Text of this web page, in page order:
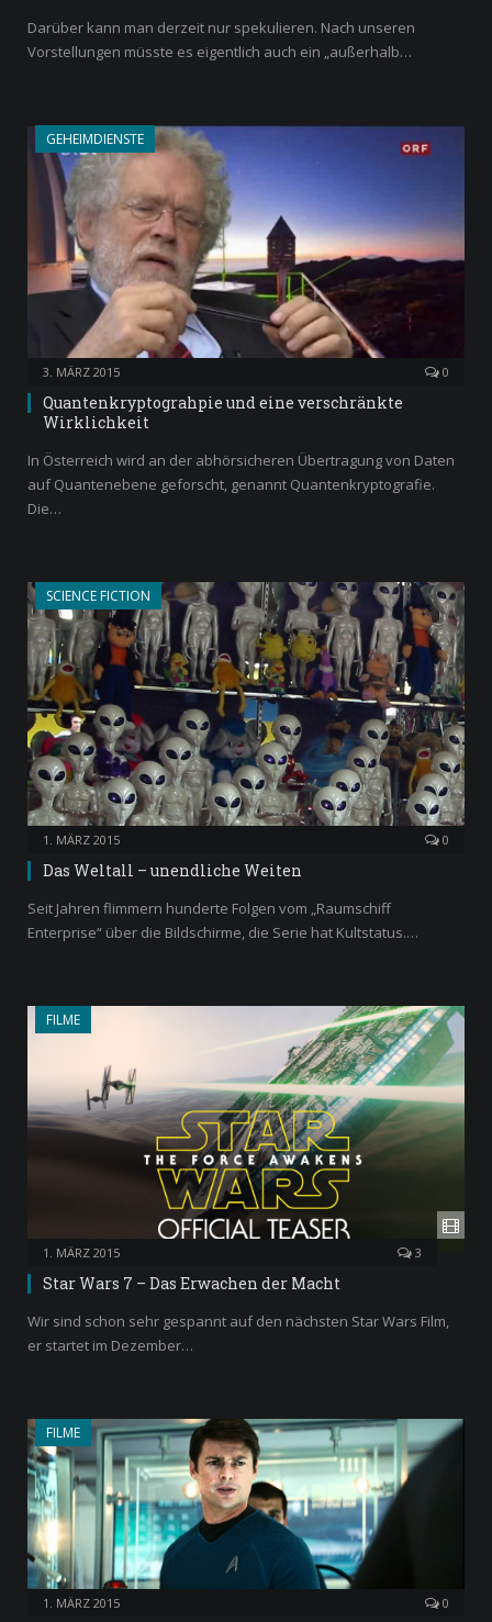
Darüber kann man derzeit nur spekulieren. Nach unseren
Vorstellungen müsste es eigentlich auch ein „außerhalb…
GEHEIMDIENSTE
3. MÄRZ 2015 0
Quantenkryptograhpie und eine verschränkte
Wirklichkeit
In Österreich wird an der abhörsicheren Übertragung von Daten
auf Quantenebene geforscht, genannt Quantenkryptografie.
Die…
SCIENCE FICTION
1. MÄRZ 2015 0
Das Weltall – unendliche Weiten
Seit Jahren flimmern hunderte Folgen vom „Raumschiff
Enterprise“ über die Bildschirme, die Serie hat Kultstatus.…
FILME
1. MÄRZ 2015 3
Star Wars 7 – Das Erwachen der Macht
Wir sind schon sehr gespannt auf den nächsten Star Wars Film,
er startet im Dezember…
FILME
1. MÄRZ 2015 0